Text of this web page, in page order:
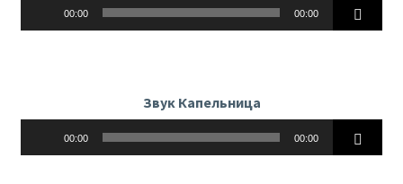
00:00 00:00
Звук Капельница
00:00 00:00